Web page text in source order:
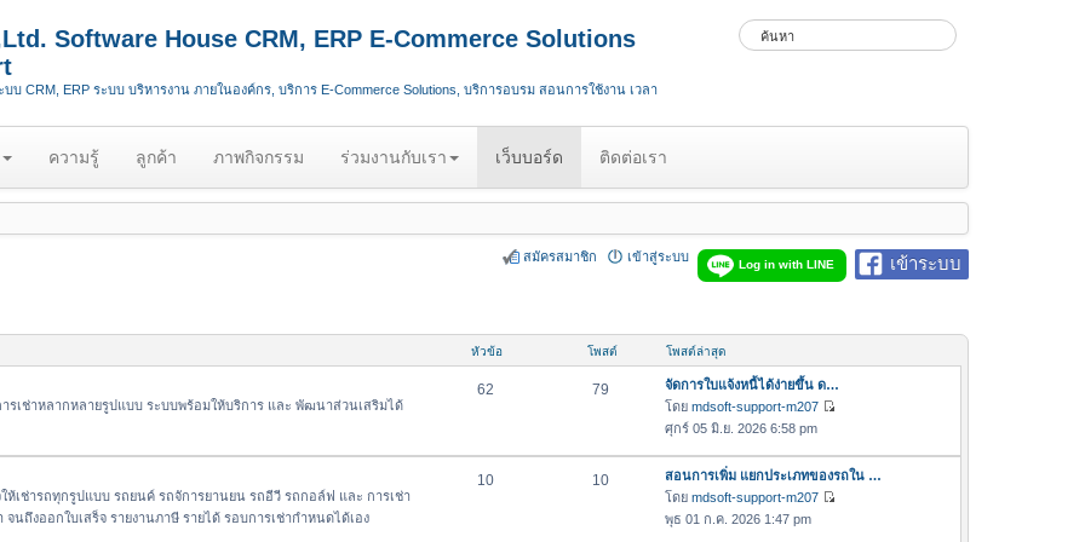
Software House CRM, ERP E-Commerce Solutions
บ CRM, ERP ระบบ บริหารงาน ภายในองค์กร, บริการ E-Commerce Solutions, บริการอบรม สอนการใช้งาน เวลา
ความรู้ ลูกค้า ภาพกิจกรรม ร่วมงานกับเรา เว็บบอร์ด ติดต่อเรา
เข้าระบบ
Log in with LINE
เข้าสู่ระบบ
สมัครสมาชิก
หัวข้อ โพสต์ โพสต์ล่าสุด
รเช่าหลากหลายรูปแบบ ระบบพร้อมให้บริการ และ พัฒนาส่วนเสริมได้
62 79
จัดการใบแจ้งหนี้ได้ง่ายขึ้น ด…
โดย mdsoft-support-m207
ศุกร์ 05 มิ.ย. 2026 6:58 pm
ห้เช่ารถทุกรูปแบบ รถยนค์ รถจัการยานยน รถอีวี รถกอล์ฟ และ การเช่า
ถึงออกใบเสร็จ รายงานภาษี รายได้ รอบการเช่ากำหนดได้เอง
10 10
สอนการเพิ่ม แยกประเภทของรถใน …
โดย mdsoft-support-m207
พุธ 01 ก.ค. 2026 1:47 pm